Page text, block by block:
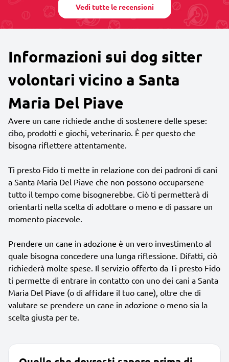
Vedi tutte le recensioni
Informazioni sui dog sitter
volontari vicino a Santa
Maria Del Piave
Avere un cane richiede anche di sostenere delle spese:
cibo, prodotti e giochi, veterinario. È per questo che
bisogna riflettere attentamente.
Ti presto Fido ti mette in relazione con dei padroni di cani
a Santa Maria Del Piave che non possono occuparsene
tutto il tempo come bisognerebbe. Ciò ti permetterà di
orientarti nella scelta di adottare o meno e di passare un
momento piacevole.
Prendere un cane in adozione è un vero investimento al
quale bisogna concedere una lunga riflessione. Difatti, ciò
richiederà molte spese. Il servizio offerto da Ti presto Fido
ti permette di entrare in contatto con uno dei cani a Santa
Maria Del Piave (o di affidare il tuo cane), oltre che di
valutare se prendere un cane in adozione o meno sia la
scelta giusta per te.